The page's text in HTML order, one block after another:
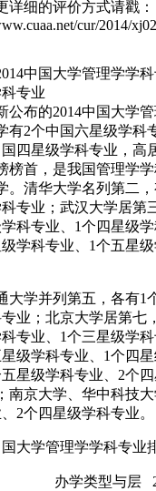
详细的评价方式请戳：
cur/2014/
中国大学管理学学科
专业
公布的2014中国大学
有2个中国六星级学科
四星级学科专业，高
榜首，是我国管理学学
。清华大学名列第二
专业；武汉大学居第
科专业、1个四星级
学科专业、1个五星
大学并列第五，各有1
业；北京大学居第七
专业、1个三星级学
级学科专业、1个四
星级学科专业、2个
南京大学、华中科技
2个四星级学科专业。
国大学管理学学科专业
办学类型与层